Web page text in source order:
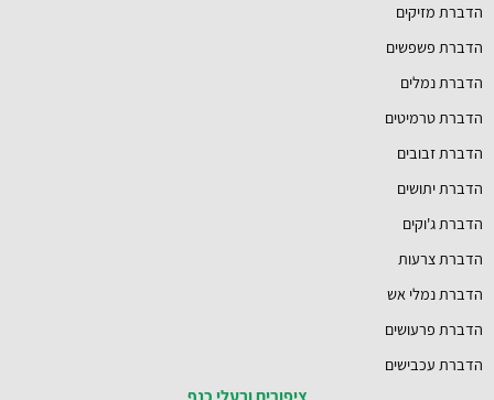
הדברת מזיקים
הדברת פשפשים
הדברת נמלים
הדברת טרמיטים
הדברת זבובים
הדברת יתושים
הדברת ג'וקים
הדברת צרעות
הדברת נמלי אש
הדברת פרעושים
הדברת עכבישים